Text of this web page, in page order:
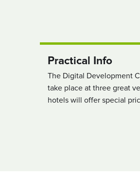
Practical Info
The Digital Development
take place at three great
hotels will offer special